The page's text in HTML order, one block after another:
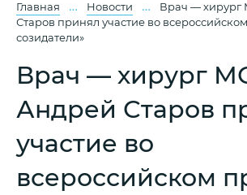
Главная … Новости …
Врач —
Старов принял участие во
созидатели»
Врач — хирург
Андрей Старов
участие во
всероссийском